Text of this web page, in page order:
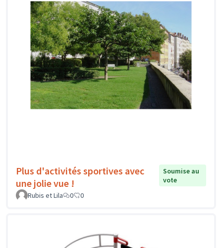
Plus d'activités sportives avec
une jolie vue !
Soumise au
vote
Rubis et Lila
0 0